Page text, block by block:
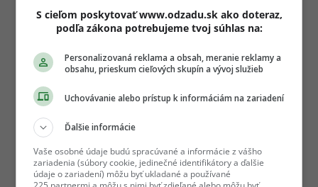
S cieľom poskytovať www.odzadu.sk ako doteraz,
podľa zákona potrebujeme tvoj súhlas na:
Personalizovaná reklama a obsah, meranie reklamy a
obsahu, prieskum cieľových skupín a vývoj služieb
Uchovávanie alebo prístup k informáciám na zariadení
Ďalšie informácie
Vaše osobné údaje budú spracúvané a informácie z vášho
zariadenia (súbory cookie, jedinečné identifikátory a ďalšie
údaje o zariadení) môžu byť ukladané a používané